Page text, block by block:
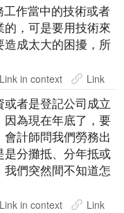
工作當中的技術或者
，可是要用技術來
成太大的困擾，所
Link in context Link
者是登記公司成立
為現在年底了，要
計師問我們勞務出
分攤抵、分年抵或
們突然間不知道怎
Link in context Link